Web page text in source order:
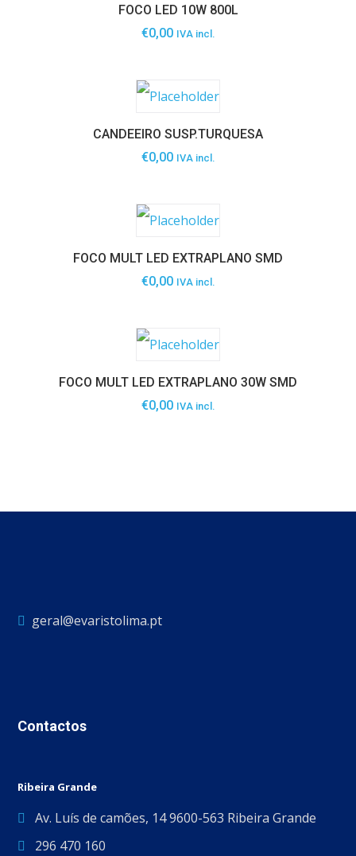
FOCO LED 10W 800L
€0,00 IVA incl.
CANDEEIRO SUSP.TURQUESA
€0,00 IVA incl.
FOCO MULT LED EXTRAPLANO SMD
€0,00 IVA incl.
FOCO MULT LED EXTRAPLANO 30W SMD
€0,00 IVA incl.
geral@evaristolima.pt
Contactos
Ribeira Grande
Av. Luís de camões, 14 9600-563 Ribeira Grande
296 470 160